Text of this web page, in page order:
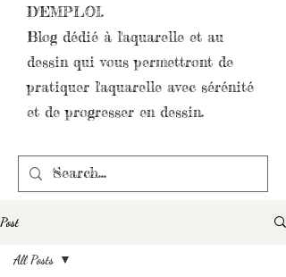
D'EMPLOI.
Blog dédié à l'aquarelle et au
dessin qui vous permettront de
pratiquer l'aquarelle avec sérénité
et de progresser en dessin.
Post
All Posts